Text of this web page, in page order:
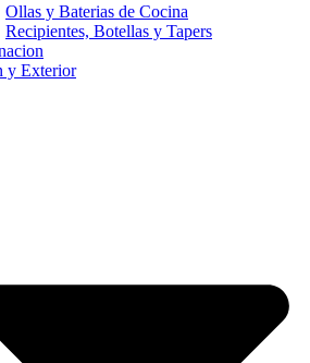
Ollas y Baterias de Cocina
Recipientes, Botellas y Tapers
y Exterior